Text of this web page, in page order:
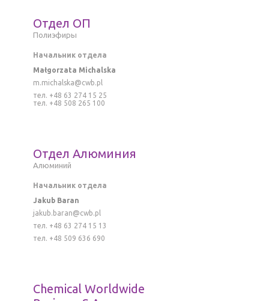
Отдел ОП
Полиэфиры
Начальник отдела
Małgorzata Michalska
m.michalska@cwb.pl
тел. +48 63 274 15 25
тел. +48 508 265 100
Отдел Алюминия
Алюминий
Начальник отдела
Jakub Baran
jakub.baran@cwb.pl
тел. +48 63 274 15 13
тел. +48 509 636 690
Chemical Worldwide